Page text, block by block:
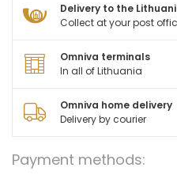
Delivery to the
Collect at your post
Omniva terminals
In all of Lithuania
Omniva home delivery
Delivery by courier
Payment methods: